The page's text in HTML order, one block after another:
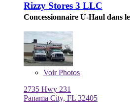
Rizzy Stores 3 LLC
Concessionnaire U-Haul dans
VoirPhotos
2735 Hwy 231
Panama City, FL 32405